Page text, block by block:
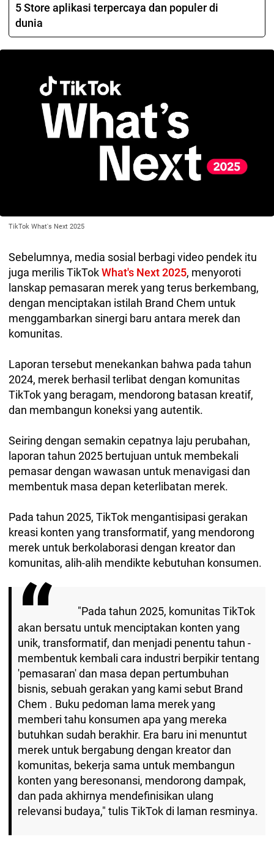
5 Store aplikasi terpercaya dan populer di
dunia
TikTok What's Next 2025
Sebelumnya, media sosial berbagi video pendek itu
juga merilis TikTokWhat's Next 2025, menyoroti
lanskap pemasaran merek yang terus berkembang,
dengan menciptakan istilah Brand Chem untuk
menggambarkan sinergi baru antara merek dan
komunitas.
Laporan tersebut menekankan bahwa pada tahun
2024, merek berhasil terlibat dengan komunitas
TikTok yang beragam, mendorong batasan kreatif,
dan membangun koneksi yang autentik.
Seiring dengan semakin cepatnya laju perubahan,
laporan tahun 2025 bertujuan untuk membekali
pemasar dengan wawasan untuk menavigasi dan
membentuk masa depan keterlibatan merek.
Pada tahun 2025, TikTok mengantisipasi gerakan
kreasi konten yang transformatif, yang mendorong
merek untuk berkolaborasi dengan kreator dan
komunitas, alih-alih mendikte kebutuhan konsumen.
"Pada tahun 2025, komunitas TikTok
akan bersatu untuk menciptakan konten yang
unik, transformatif, dan menjadi penentu tahun -
membentuk kembali cara industri berpikir tentang
'pemasaran' dan masa depan pertumbuhan
bisnis, sebuah gerakan yang kami sebut Brand
Chem . Buku pedoman lama merek yang
memberi tahu konsumen apa yang mereka
butuhkan sudah berakhir. Era baru ini menuntut
merek untuk bergabung dengan kreator dan
komunitas, bekerja sama untuk membangun
konten yang beresonansi, mendorong dampak,
dan pada akhirnya mendefinisikan ulang
relevansi budaya," tulis TikTok di laman resminya.